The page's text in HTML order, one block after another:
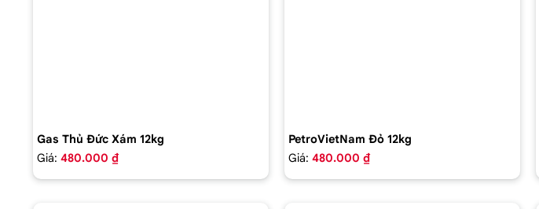
Gas Thủ Đức Xám 12kg
Giá: 480.000 ₫
PetroVietNam Đỏ 12kg
Giá: 480.000 ₫